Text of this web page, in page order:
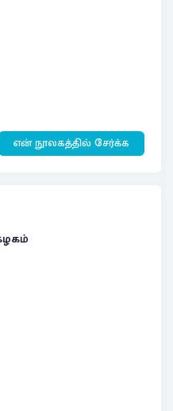
என் நூலகத்தில் சேர்க்க